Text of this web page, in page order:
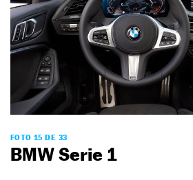
FOTO 15 DE 33
BMW Serie 1